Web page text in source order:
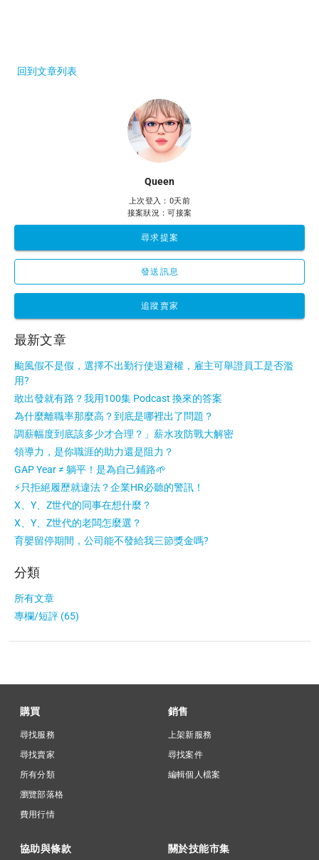
回到文章列表
Queen
上次登入：0天前
接案狀況：可接案
尋求提案
發送訊息
追蹤賣家
最新文章
颱風假不是假，選擇不出勤行使退避權，雇主可舉證員工是否濫
用?
敢出發就有路？我用100集 Podcast 換來的答案
為什麼離職率那麼高？到底是哪裡出了問題？
調薪幅度到底該多少才合理？」薪水攻防戰大解密
領導力，是你職涯的助力還是阻力？
GAP Year ≠ 躺平！是為自己鋪路🌱
⚡只拒絕履歷就違法？企業HR必聽的警訊！
X、Y、Z世代的同事在想什麼？
X、Y、Z世代的老闆怎麼選？
育嬰留停期間，公司能不發給我三節獎金嗎?
分類
所有文章
專欄/短評 (65)
購買
尋找服務
尋找賣家
所有分類
瀏覽部落格
費用行情
銷售
上架新服務
尋找案件
編輯個人檔案
協助與條款 關於技能市集